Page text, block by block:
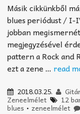
Másik cikkünkből
blues periódust / I-
jobban
megjegyzésével
pattern a Rock and
ezt a zene … read
2018.03.25.
Zeneelmélet 12
blues • zeneelmélet